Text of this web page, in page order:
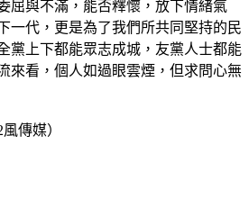
屈與不滿，能否釋懷，放下情緒氣
一代，更是為了我們所共同堅持的民
黨上下都能眾志成城，友黨人士都能
來看，個人如過眼雲煙，但求問心無
傳媒）